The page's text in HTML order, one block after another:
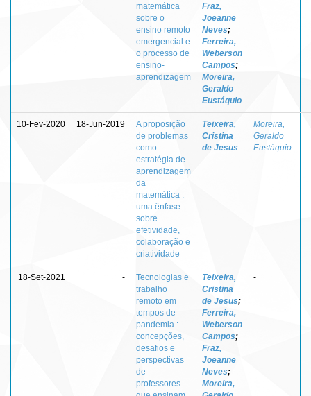
matemática
sobre o
ensino remoto
emergencial e
o processo de
ensino-
aprendizagem
Fraz,
Joeanne
Neves;
Ferreira,
Weberson
Campos;
Moreira,
Geraldo
Eustáquio
10-Fev-2020 18-Jun-2019
A proposição
de problemas
como
estratégia de
aprendizagem
da
matemática :
uma ênfase
sobre
efetividade,
colaboração e
criatividade
Teixeira,
Cristina
de Jesus
Moreira,
Geraldo
Eustáquio
18-Set-2021 -
Tecnologias e
trabalho
remoto em
tempos de
pandemia :
concepções,
desafios e
perspectivas
de
professores
Teixeira,
Cristina
de Jesus;
Ferreira,
Weberson
Campos;
Fraz,
Joeanne
Neves;
Moreira,
-